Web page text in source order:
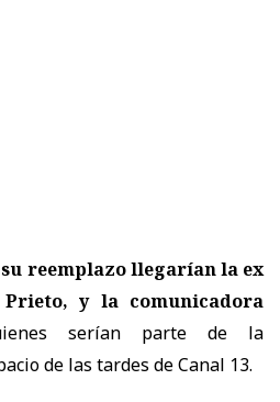
su reemplazo llegarían la ex
y la comunicadora
serían parte de la
de las tardes de Canal 13.